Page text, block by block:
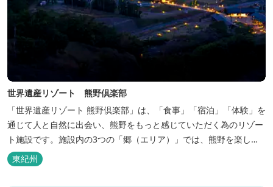
世界遺産リゾート 熊野倶楽部
「世界遺産リゾート 熊野倶楽部」は、「食事」「宿泊」「体験」を
通じて人と自然に出会い、熊野をもっと感じていただく為のリゾー
ト施設です。施設内の3つの「郷（エリア）」では、熊野を楽しむ
為の多彩なイベンを開催。施設内のいたるところに、熊野灘の青い
海や雄大な夕日の大パノラマ等、大自然を感じていただけるよう設
東紀州